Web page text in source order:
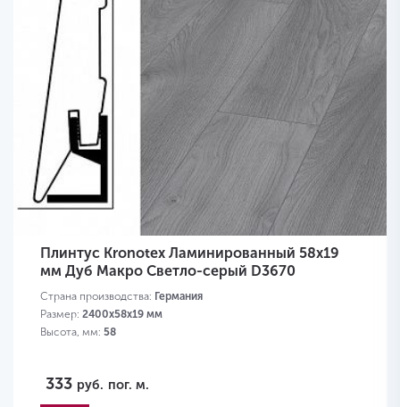
Плинтус Kronotex Ламинированный 58х19
мм Дуб Макро Светло-серый D3670
Страна производства: Германия
Размер: 2400х58х19 мм
Высота, мм: 58
333 руб. пог. м.